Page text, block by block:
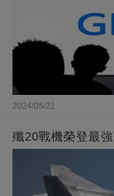
2024/05/21
殲20戰機榮登最